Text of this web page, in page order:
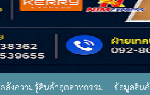
คลังความรู้สินค้าอุตสาหกรรม | ข้อมูลสินค้